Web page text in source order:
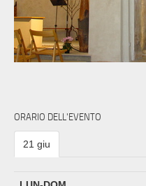
ORARIO DELL'EVENTO
21 giu